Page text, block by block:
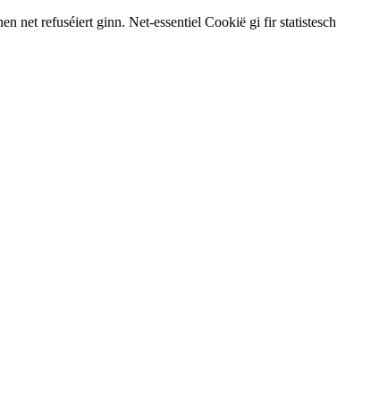
net refuséiert ginn. Net-essentiel Cookië gi fir statistesch